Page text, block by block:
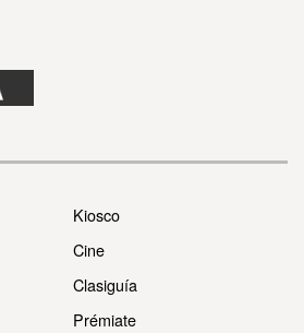
Kiosco
Cine
Clasiguía
Prémiate